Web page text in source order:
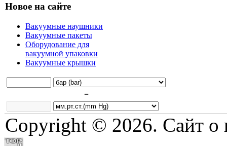
Новое на сайте
Вакуумные наушники
Вакуумные пакеты
Оборудование для
вакуумной упаковки
Вакуумные крышки
=
Copyright © 2026. Сайт о